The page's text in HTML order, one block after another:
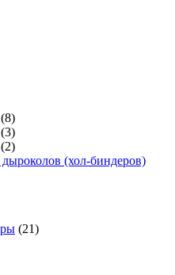
(8)
(3)
(2)
(хол-биндеров)
(21)